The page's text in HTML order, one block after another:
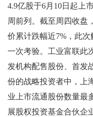
4.9亿股于6月10日起上
周前列。截至周四收盘
价累计跌幅近7%，此
一次考验。工业富联此
发机构配售股份、首发
份的战略投资者中，上
业上市流通股份数量最
展股权投资基金合伙企